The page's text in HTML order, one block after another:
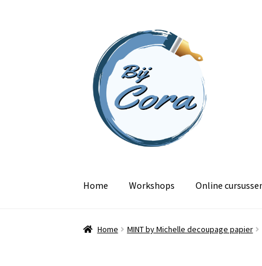
naar
navigatie
inhoud
Home Workshops Online
Home MINT by Michelle decoupage papier